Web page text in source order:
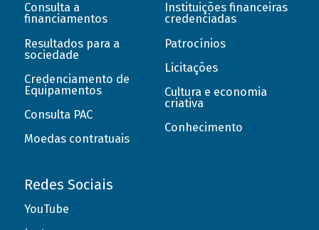
Consulta a
financiamentos
Resultados para a
sociedade
Credenciamento de
Equipamentos
Consulta PAC
Moedas contratuais
Instituições financeiras
credenciadas
Patrocínios
Licitações
Cultura e economia
criativa
Conhecimento
Redes Sociais
YouTube